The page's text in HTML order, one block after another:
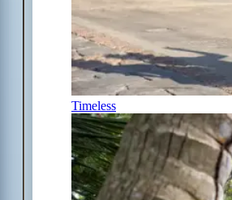
Timeless